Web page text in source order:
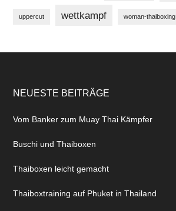
uppercut wettkampf woman-thaiboxing
NEUESTE BEITRÄGE
Vom Banker zum Muay Thai Kämpfer
Buschi und Thaiboxen
Thaiboxen leicht gemacht
Thaiboxtraining auf Phuket in Thailand